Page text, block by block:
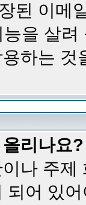
된 이메
을 살
하는 것
리나요?
나 주
되어 있